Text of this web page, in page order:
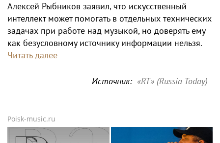
Алексей Рыбников заявил, что искусственный
интеллект может помогать в отдельных технических
задачах при работе над музыкой, но доверять ему
как безусловному источнику информации нельзя.
Читать далее
Источник: «RT» (Russia Today)
Poisk-music.ru